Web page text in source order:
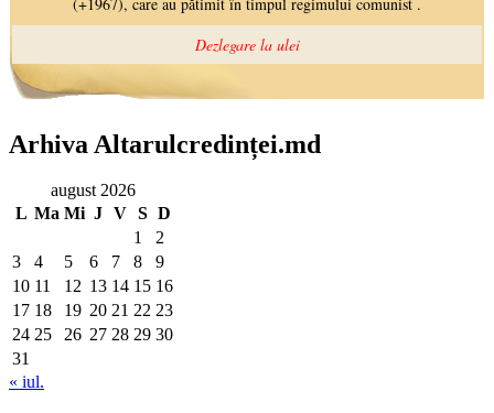
Arhiva Altarulcredinței.md
august 2026
L Ma Mi J V S D
1
2
3
4 5 6 7 8
9
10 11 12 13 14 15 16
17 18 19 20 21 22 23
24 25 26 27 28 29 30
31
« iul.